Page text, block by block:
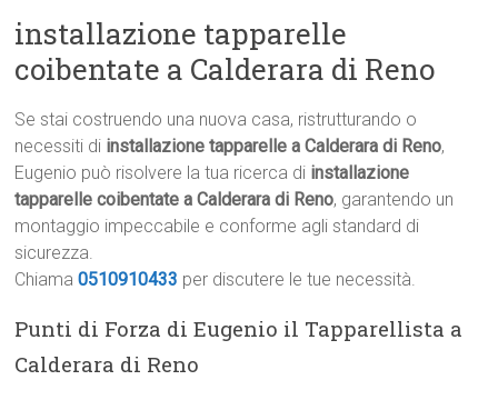
installazione tapparelle
coibentate a Calderara di Reno
Se stai costruendo una nuova casa, ristrutturando o
necessiti di installazione tapparelle a Calderara di Reno,
Eugenio può risolvere la tua ricerca di installazione
tapparelle coibentate a Calderara di Reno, garantendo un
montaggio impeccabile e conforme agli standard di
sicurezza.
Chiama0510910433 per discutere le tue necessità.
Punti di Forza di Eugenio il Tapparellista a
Calderara di Reno